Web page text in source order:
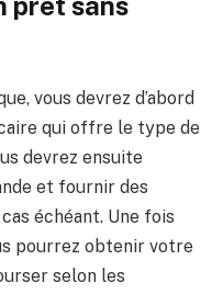
vous devrez d’abord
qui offre le type de
devrez ensuite
et fournir des
échéant. Une fois
pourrez obtenir votre
selon les